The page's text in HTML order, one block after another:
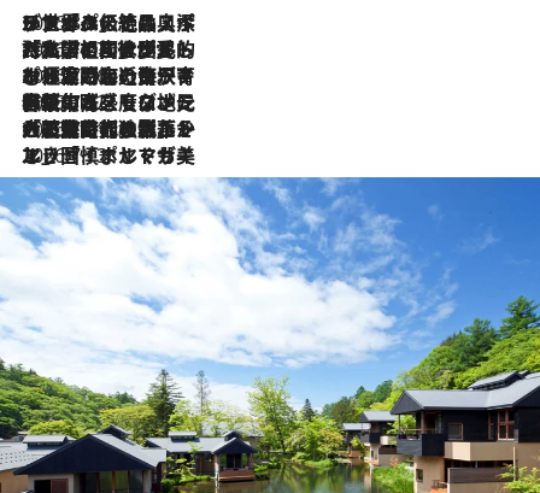
2026.8.8
リスボンの絶品スイーツ「パステル・デ・ナタ」とは？ポルトガル伝統の奥深い世界へ
2026.7.27
「私の祖国はポルトガル語です」国民的詩人フェルナンド・ペソアと、彼が愛した文学の街を歩く
2026.7.26
ポルトガル近海が育む極上の海の幸。キリリと冷えた白ワインと愉しむ、シーフード専門店の贅沢
2026.7.22
伝統の味をモダンに昇華。高感度な地元客が集う、リスボンの最旬ガストロノミー
2026.7.21
大航海時代の栄華から、震災、独裁、そして革命へ。ポルトガル・首都リスボンの石畳に刻まれた「歴史の光と影」
2026.7.13
エッセイ・ヤマザキマリ「慎ましくも美しき国 ポルトガル」